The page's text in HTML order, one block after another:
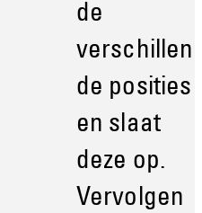
de
verschillen
de posities
en slaat
deze op.
Vervolgen